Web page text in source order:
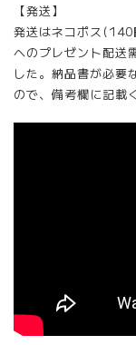
【発送】
発送はネコポス(140
へのプレゼント配送
した。納品書が必要
ので、備考欄に記載